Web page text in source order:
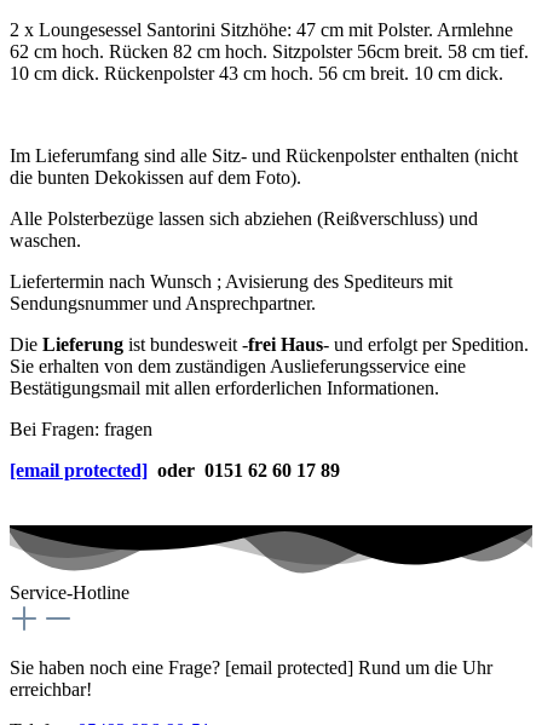
2 x Loungesessel Santorini Sitzhöhe: 47 cm mit Polster. Armlehne
62 cm hoch. Rücken 82 cm hoch. Sitzpolster 56cm breit. 58 cm tief.
10 cm dick. Rückenpolster 43 cm hoch. 56 cm breit. 10 cm dick.
Im Lieferumfang sind alle Sitz- und Rückenpolster enthalten (nicht
die bunten Dekokissen auf dem Foto).
Alle Polsterbezüge lassen sich abziehen (Reißverschluss) und
waschen.
Liefertermin nach Wunsch ; Avisierung des Spediteurs mit
Sendungsnummer und Ansprechpartner.
Die Lieferung ist bundesweit -frei Haus- und erfolgt per Spedition.
Sie erhalten von dem zuständigen Auslieferungsservice eine
Bestätigungsmail mit allen erforderlichen Informationen.
Bei Fragen: fragen
[email protected] oder 0151 62 60 17 89
Service-Hotline
Sie haben noch eine Frage? [email protected] Rund um die Uhr
erreichbar!